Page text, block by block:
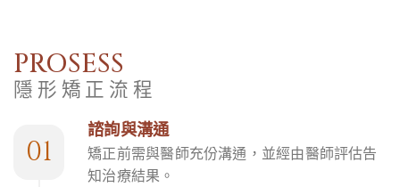
PROSESS
隱形矯正流程
01
諮詢與溝通
矯正前需與醫師充份溝通，並經由醫師評估告
知治療結果。